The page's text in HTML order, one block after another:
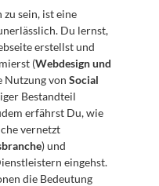
Du lernst,
erstellst und
(Webdesign und
Nutzung von Social
Bestandteil
erfährst Du, wie
vernetzt
) und
die Bedeutung